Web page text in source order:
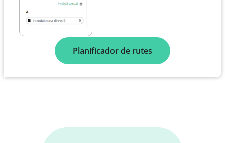
Planificador de rutes